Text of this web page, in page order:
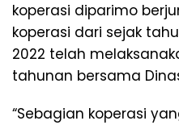
koperasi diparimo
koperasi dari sejak
2022 telah
tahunan bersama
“Sebagian koperasi